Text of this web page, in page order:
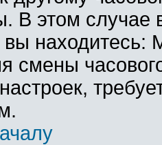
В этом
вы
смены